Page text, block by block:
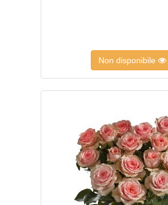
Non disponibile